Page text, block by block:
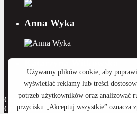
Anna Wyka
Copyright 2015 - 2026 Royal Home
CreativeOne